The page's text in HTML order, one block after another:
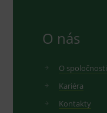
O nás
O spoločnosti
Kariéra
Kontakty